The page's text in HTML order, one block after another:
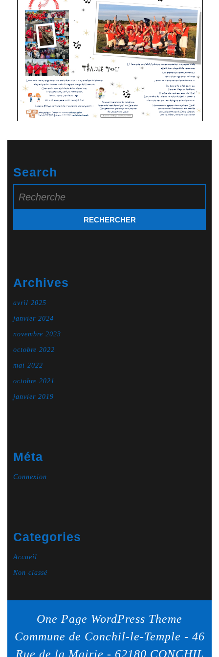
Search
for:
Archives
avril 2025
janvier 2024
novembre 2023
octobre 2022
mai 2022
octobre 2021
janvier 2019
Méta
Connexion
Categories
Accueil
Non classé
One Page WordPress Theme
Commune de Conchil-le-Temple - 46
Rue de la Mairie - 62180 CONCHIL